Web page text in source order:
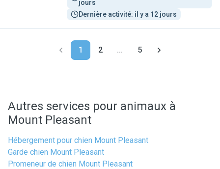
jours
Dernière activité: il y a 12 jours
1 2 ... 5
Autres services pour animaux à
Mount Pleasant
Hébergement pour chien Mount Pleasant
Garde chien Mount Pleasant
Promeneur de chien Mount Pleasant